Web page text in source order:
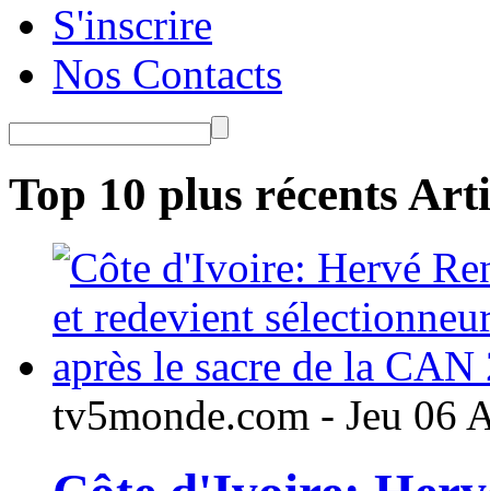
S'inscrire
Nos Contacts
Top 10 plus récents
tv5monde.com - Jeu 06